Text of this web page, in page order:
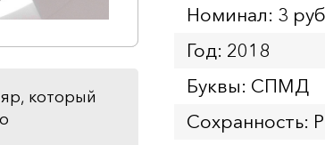
который
Номинал: 3
Год: 2018
Буквы: СПМД
Сохранность: